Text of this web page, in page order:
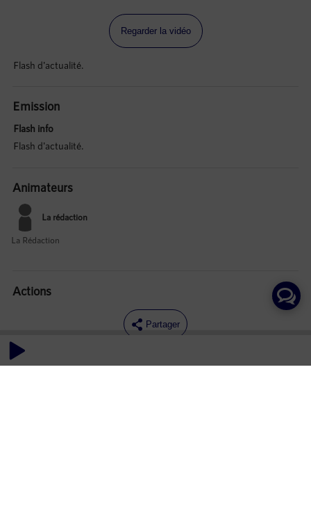
Regarder la vidéo
Flash d'actualité.
Emission
Flash info
Flash d'actualité.
Animateurs
La rédaction
La Rédaction
Actions
Partager
Commentaires